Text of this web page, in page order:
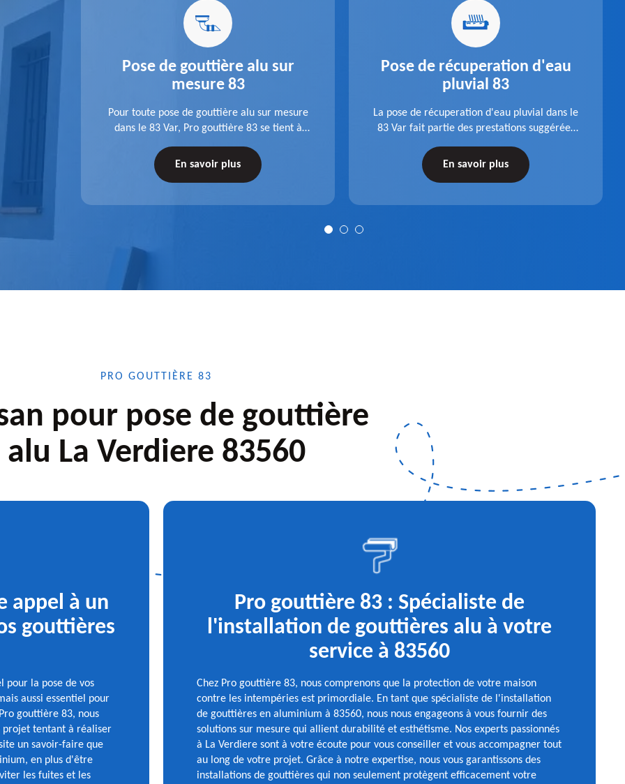
de
nous
Pose de gouttière alu sur
mesure 83
Pour toute pose de gouttière alu sur mesure
dans le 83 Var, Pro gouttière 83 se tient à
de l'accessoire à installer, faites-nous
En savoir plus
Pose de récuperation d'eau
pluvial 83
La pose de récuperation d'eau pluvial dans le
83 Var fait partie des prestations suggérées
récupérateur d'eau entièrement fonctionnel
En savoir plus
PRO GOUTTIÈRE 83
pour pose de gouttière
alu La Verdiere 83560
appel à un
gouttières
pour la pose de vos
aussi essentiel pour
gouttière 83, nous
projet tentant à réaliser
un savoir-faire que
en plus d'être
les fuites et les
Pro gouttière 83 : Spécialiste de
l'installation de gouttières alu à votre
service à 83560
Chez Pro gouttière 83, nous comprenons que la protection de votre maison
contre les intempéries est primordiale. En tant que spécialiste de l'installation
de gouttières en aluminium à 83560, nous nous engageons à vous fournir des
solutions sur mesure qui allient durabilité et esthétisme. Nos experts passionnés
à La Verdiere sont à votre écoute pour vous conseiller et vous accompagner tout
au long de votre projet. Grâce à notre expertise, nous vous garantissons des
installations de gouttières qui non seulement protègent efficacement votre